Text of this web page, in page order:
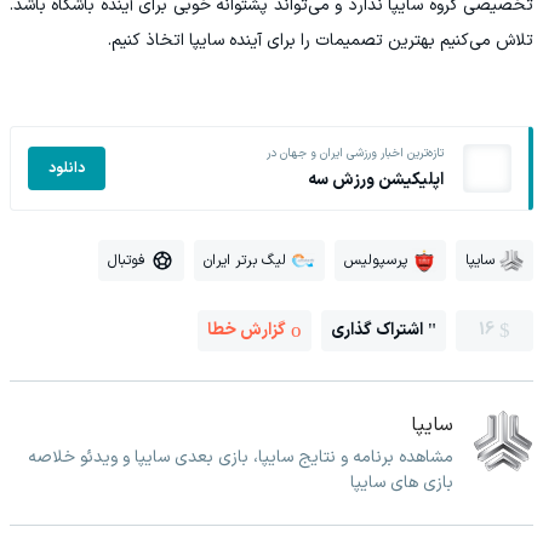
تخصیصی گروه سایپا ندارد و می‌تواند پشتوانه خوبی برای آینده باشگاه باشد.
تلاش می‌کنیم بهترین تصمیمات را برای آینده سایپا اتخاذ کنیم.
تازه‌ترین اخبار ورزشی ایران و جهان در
اپلیکیشن ورزش سه دانلود
سایپا پرسپولیس لیگ برتر ایران فوتبال
16 اشتراک گذاری گزارش خطا
سایپا
مشاهده برنامه و نتایج سایپا، بازی بعدی سایپا و ویدئو خلاصه
بازی های سایپا